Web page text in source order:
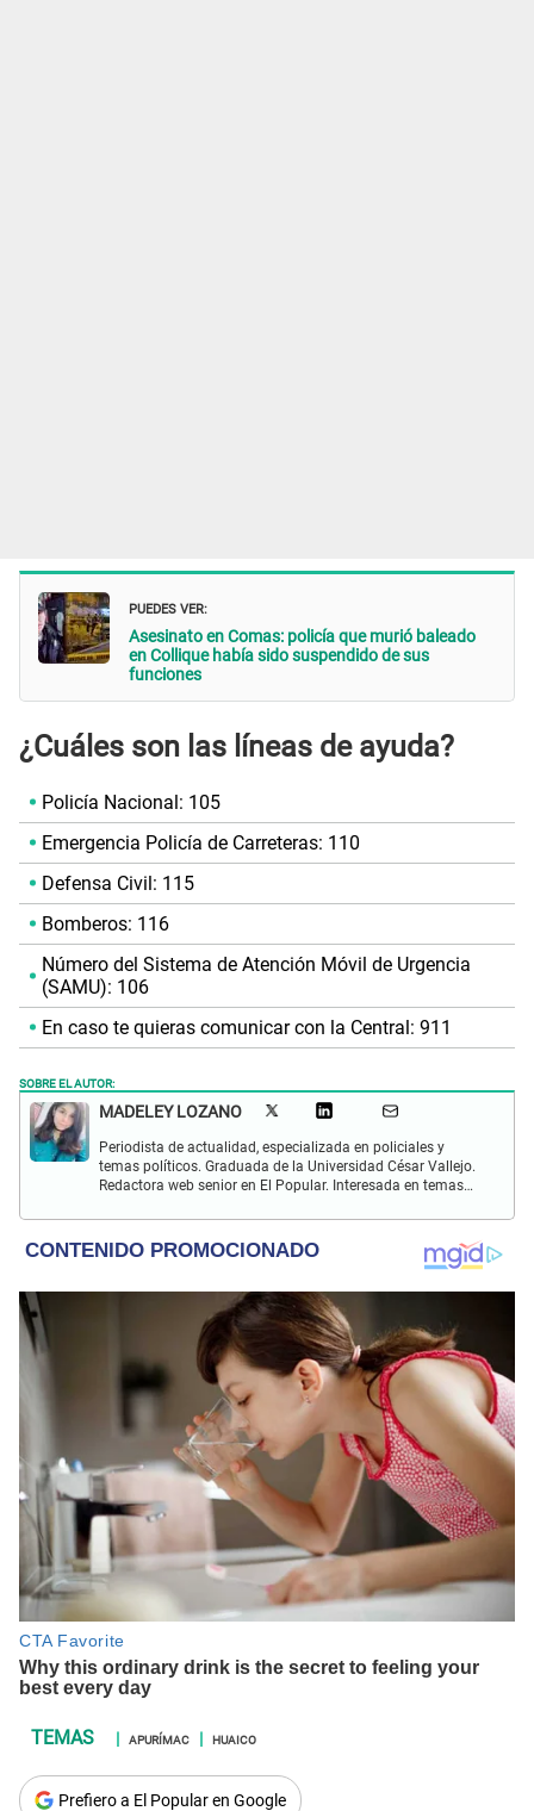
PUEDES VER:
Asesinato en Comas: policía que murió baleado
en Collique había sido suspendido de sus
funciones
¿Cuáles son las líneas de ayuda?
Policía Nacional: 105
Emergencia Policía de Carreteras: 110
Defensa Civil: 115
Bomberos: 116
Número del Sistema de Atención Móvil de Urgencia
(SAMU): 106
En caso te quieras comunicar con la Central: 911
SOBRE EL AUTOR:
MADELEY LOZANO
Periodista de actualidad, especializada en policiales y
temas políticos. Graduada de la Universidad César Vallejo.
Redactora web senior en El Popular. Interesada en temas
turismo, gastronomía y doblajes.
APURÍMAC HUAICO
Prefiero a El Popular en Google